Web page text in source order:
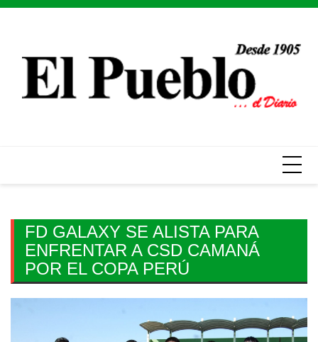
Skip
FD GALAXY SE ALISTA PARA
ENFRENTAR A CSD CAMANÁ
POR EL COPA PERÚ